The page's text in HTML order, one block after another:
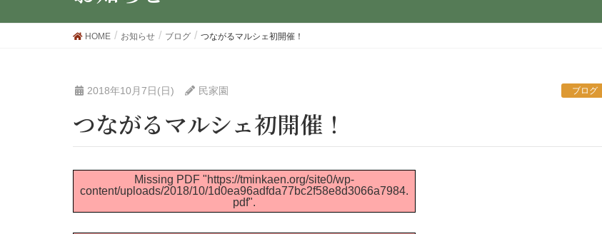
HOME お知らせ ブログ つながるマルシェ初開催！
2018年10月7日(日) 民家園 ブログ
つながるマルシェ初開催！
Missing PDF "https://tminkaen.org/site0/wp-
content/uploads/2018/10/1d0ea96adfda77bc2f58e8d3066a7984.
pdf".